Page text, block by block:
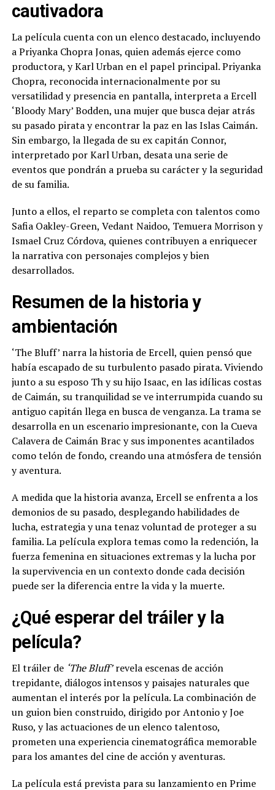
cautivadora
La película cuenta con un elenco destacado, incluyendo
a Priyanka Chopra Jonas, quien además ejerce como
productora, y Karl Urban en el papel principal. Priyanka
Chopra, reconocida internacionalmente por su
versatilidad y presencia en pantalla, interpreta a Ercell
‘Bloody Mary’ Bodden, una mujer que busca dejar atrás
su pasado pirata y encontrar la paz en las Islas Caimán.
Sin embargo, la llegada de su ex capitán Connor,
interpretado por Karl Urban, desata una serie de
eventos que pondrán a prueba su carácter y la seguridad
de su familia.
Junto a ellos, el reparto se completa con talentos como
Safia Oakley-Green, Vedant Naidoo, Temuera Morrison y
Ismael Cruz Córdova, quienes contribuyen a enriquecer
la narrativa con personajes complejos y bien
desarrollados.
Resumen de la historia y
ambientación
‘The Bluff’ narra la historia de Ercell, quien pensó que
había escapado de su turbulento pasado pirata. Viviendo
junto a su esposo Th y su hijo Isaac, en las idílicas costas
de Caimán, su tranquilidad se ve interrumpida cuando su
antiguo capitán llega en busca de venganza. La trama se
desarrolla en un escenario impresionante, con la Cueva
Calavera de Caimán Brac y sus imponentes acantilados
como telón de fondo, creando una atmósfera de tensión
y aventura.
A medida que la historia avanza, Ercell se enfrenta a los
demonios de su pasado, desplegando habilidades de
lucha, estrategia y una tenaz voluntad de proteger a su
familia. La película explora temas como la redención, la
fuerza femenina en situaciones extremas y la lucha por
la supervivencia en un contexto donde cada decisión
puede ser la diferencia entre la vida y la muerte.
¿Qué esperar del tráiler y la
película?
El tráiler de ‘The Bluff’revela escenas de acción
trepidante, diálogos intensos y paisajes naturales que
aumentan el interés por la película. La combinación de
un guion bien construido, dirigido por Antonio y Joe
Ruso, y las actuaciones de un elenco talentoso,
prometen una experiencia cinematográfica memorable
para los amantes del cine de acción y aventuras.
La película está prevista para su lanzamiento en Prime